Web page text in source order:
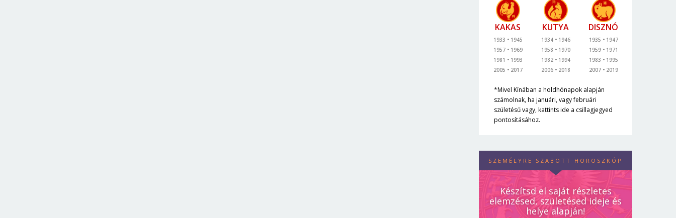
KAKAS
1933
1945
1957
1969
1981
1993
2005
2017
KUTYA
1934
1946
1958
1970
1982
1994
2006
2018
DISZNÓ
1935
1947
1959
1971
1983
1995
2007
2019
*Mivel Kínában a holdhónapok alapján
számolnak, ha januári, vagy februári
születésű vagy, kattints ide a csillagjegyed
pontosításához.
SZEMÉLYRE SZABOTT HOROSZKÓP
Készítsd el saját részletes
elemzésed, születésed ideje és
helye alapján!